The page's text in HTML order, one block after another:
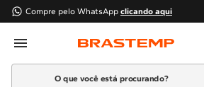
Compre pelo WhatsApp clicando aqui
Em que podemos
O que você está procurando?